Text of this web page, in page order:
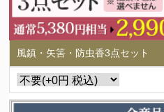
風鎮・矢筈・防虫香3点セット